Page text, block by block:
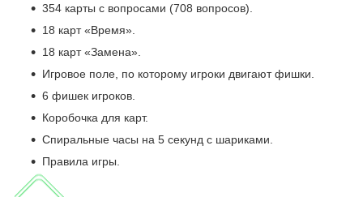
354 карты с вопросами (708 вопросов).
18 карт «Время».
18 карт «Замена».
Игровое поле, по которому игроки двигают фишки.
6 фишек игроков.
Коробочка для карт.
Спиральные часы на 5 секунд с шариками.
Правила игры.